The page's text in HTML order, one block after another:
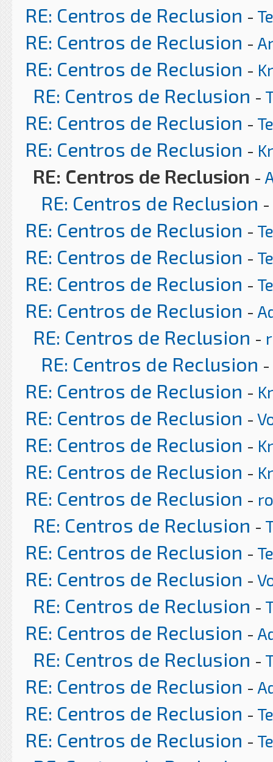
RE: Centros de Reclusion -
RE: Centros de Reclusion -
RE: Centros de Reclusion -
RE: Centros de Reclusion -
RE: Centros de Reclusion -
RE: Centros de Reclusion -
RE: Centros de Reclusion -
RE: Centros de Reclusion -
RE: Centros de Reclusion -
RE: Centros de Reclusion -
RE: Centros de Reclusion -
RE: Centros de Reclusion -
RE: Centros de Reclusion -
RE: Centros de Reclusion -
RE: Centros de Reclusion -
RE: Centros de Reclusion -
RE: Centros de Reclusion -
RE: Centros de Reclusion -
RE: Centros de Reclusion -
RE: Centros de Reclusion -
RE: Centros de Reclusion -
RE: Centros de Reclusion -
RE: Centros de Reclusion -
RE: Centros de Reclusion -
RE: Centros de Reclusion -
RE: Centros de Reclusion -
RE: Centros de Reclusion -
RE: Centros de Reclusion -